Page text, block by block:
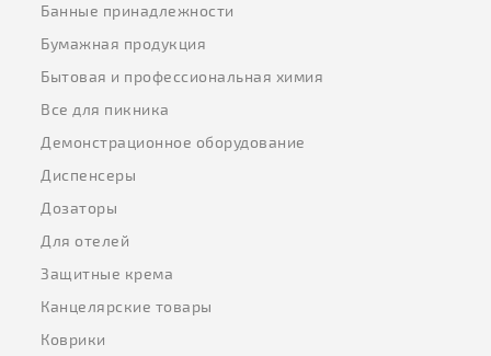
Банные принадлежности
Бумажная продукция
Бытовая и профессиональная химия
Все для пикника
Демонстрационное оборудование
Диспенсеры
Дозаторы
Для отелей
Защитные крема
Канцелярские товары
Коврики